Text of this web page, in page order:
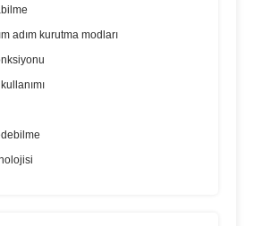
adım kurutma modları